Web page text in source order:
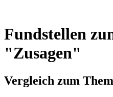
Fundstellen
"Zusagen"
Vergleich zum